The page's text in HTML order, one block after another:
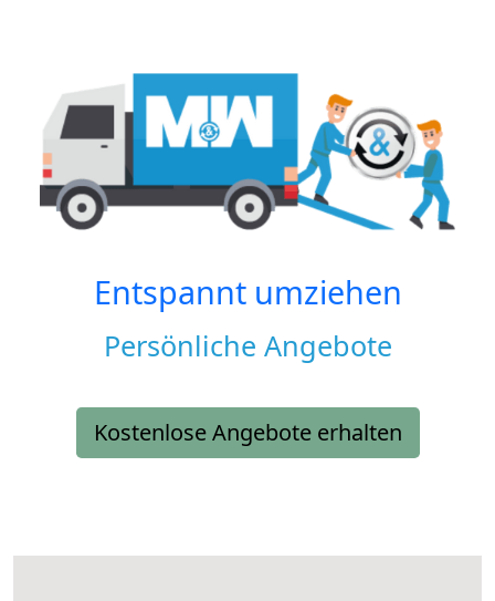
Entspannt umziehen
Persönliche Angebote
Kostenlose Angebote erhalten